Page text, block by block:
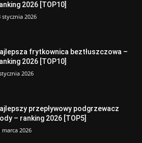
2026 [TOP10]
stycznia 2026
frytkownica beztłuszczowa –
2026 [TOP10]
2026
przepływowy podgrzewacz
– ranking 2026 [TOP5]
marca 2026